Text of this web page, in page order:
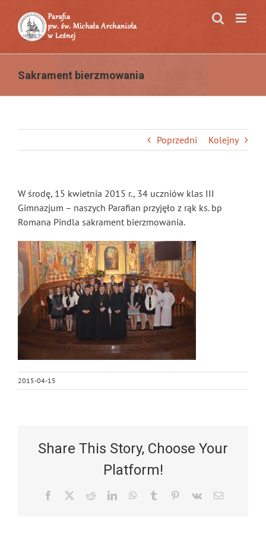
zawartości
Sakrament bierzmowania
Poprzedni Kolejny
W środę, 15 kwietnia 2015 r., 34 uczniów klas III
Gimnazjum – naszych Parafian przyjęło z rąk ks. bp
Romana Pindla sakrament bierzmowania.
2015-04-15
Share This Story, Choose Your
Platform!
Facebook RedditLinkedInWhatsApp
Tumblr Pinterest
Vk Email